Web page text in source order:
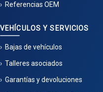
Referencias OEM
VEHÍCULOS Y SERVICIOS
Bajas de vehículos
Talleres asociados
Garantías y devoluciones